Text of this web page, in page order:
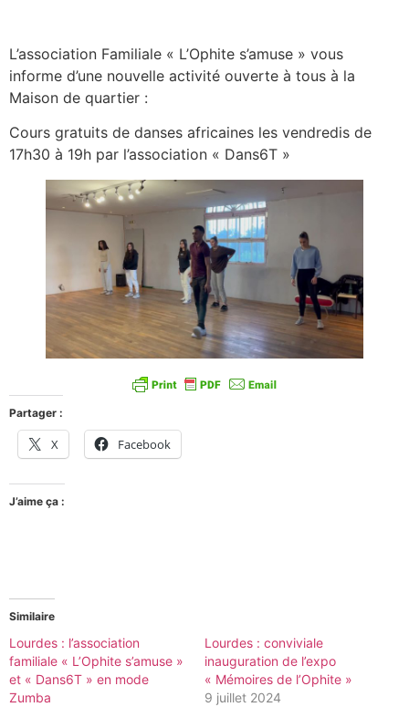
L’association Familiale « L’Ophite s’amuse » vous
informe d’une nouvelle activité ouverte à tous à la
Maison de quartier :
Cours gratuits de danses africaines les vendredis de
17h30 à 19h par l’association « Dans6T »
Partager :
X Facebook
J’aime ça :
Similaire
Lourdes : l’association
familiale « L’Ophite s’amuse »
et « Dans6T » en mode
Zumba
Lourdes : conviviale
inauguration de l’expo
« Mémoires de l’Ophite »
9 juillet 2024